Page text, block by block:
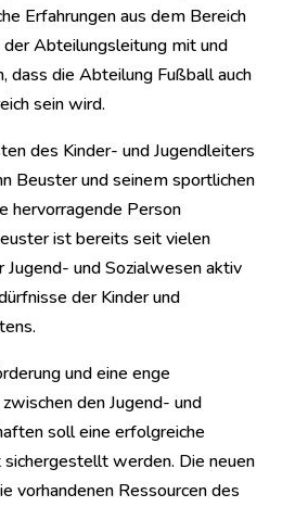
Erfahrungen aus dem Bereich
Abteilungsleitung mit und
dass die Abteilung Fußball auch
sein wird.
des Kinder- und Jugendleiters
Beuster und seinem sportlichen
hervorragende Person
ist bereits seit vielen
Jugend- und Sozialwesen aktiv
der Kinder und
und eine enge
den Jugend- und
soll eine erfolgreiche
sichergestellt werden. Die neuen
vorhandenen Ressourcen des